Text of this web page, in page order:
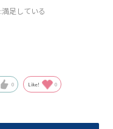
:満足している
0 Like! 0